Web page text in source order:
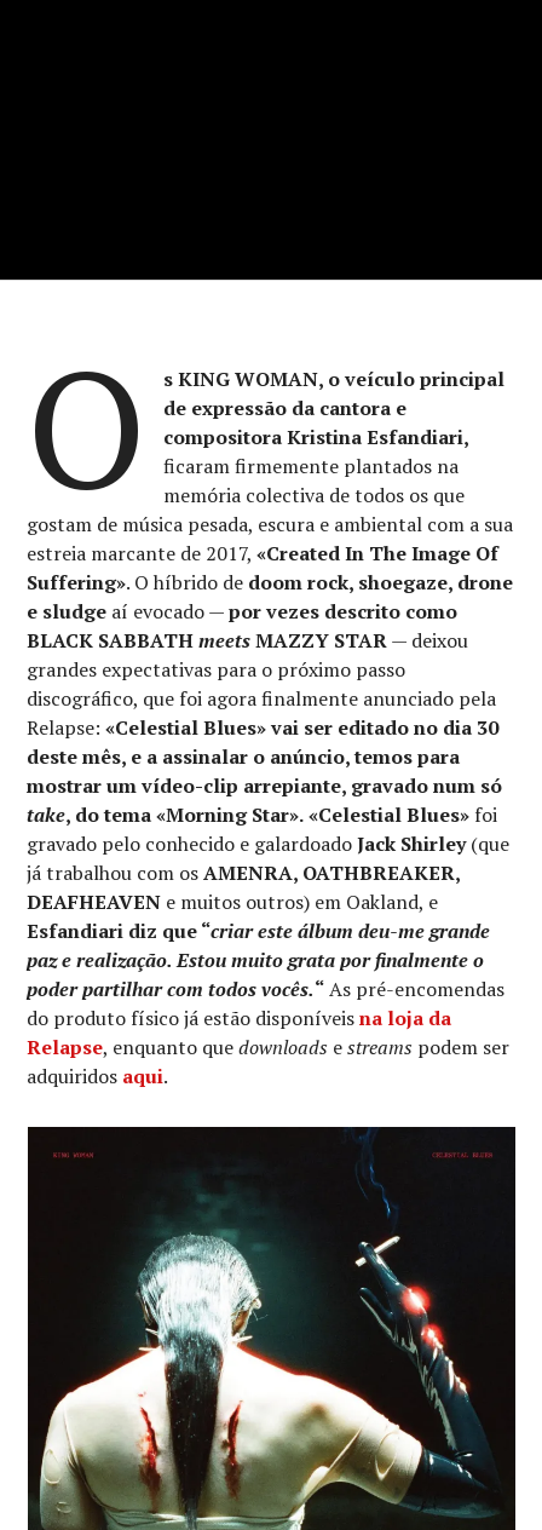
O
s KING WOMAN, o veículo principal
de expressão da cantora e
compositora Kristina Esfandiari,
ficaram firmemente plantados na
memória colectiva de todos os que
gostam de música pesada, escura e ambiental com a sua
estreia marcante de 2017,«Created In The Image Of
Suffering». O híbrido de doom rock, shoegaze, drone
e sludge aí evocado —por vezes descrito como
BLACK SABBATHmeetsMAZZY STAR— deixou
grandes expectativas para o próximo passo
discográfico, que foi agora finalmente anunciado pela
Relapse:«Celestial Blues» vai ser editado no dia 30
deste mês, e a assinalar o anúncio, temos para
mostrar um vídeo-clip arrepiante, gravado num só
take, do tema «Morning Star». «Celestial Blues» foi
gravado pelo conhecido e galardoadoJack Shirley(que
já trabalhou com osAMENRA, OATHBREAKER,
DEAFHEAVEN e muitos outros) em Oakland, e
Esfandiari diz que “criar este álbum deu-me grande
paz e realização. Estou muito grata por finalmente o
poder partilhar com todos vocês.“As pré-encomendas
do produto físico já estão disponíveisna loja da
Relapse, enquanto quedownloads estreams podem ser
adquiridos aqui.